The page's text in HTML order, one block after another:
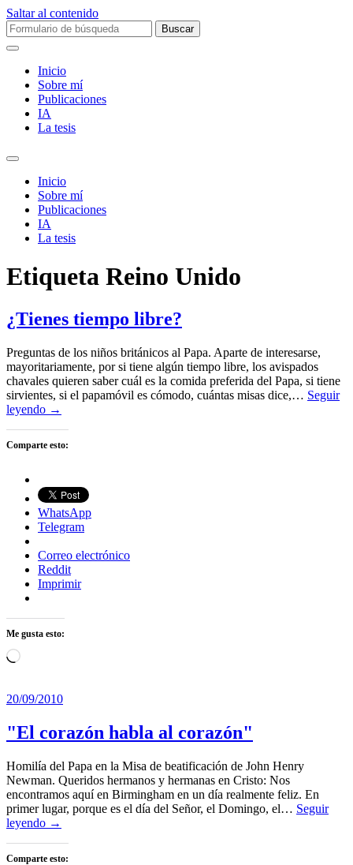
Saltar al contenido
Buscar:
Inicio
Sobre mí­
Publicaciones
IA
La tesis
Alternar
campo
búsqueda
Inicio
Sobre mí­
Publicaciones
IA
La tesis
Etiqueta Reino Unido
¿Tienes tiempo libre?
Preguntas de los niños británicos al Papa. Aparte de interesarse,
mayoritariamente, por si tiene algún tiempo libre, los avispados
chavales quieren saber cuál es la comida preferida del Papa, si tiene
sirvientes, si el papamóvil es cómodo, cuántas misas dice,… Seguir
leyendo →
Comparte esto:
WhatsApp
Telegram
Correo electrónico
Reddit
Imprimir
Me gusta esto:
Cargando...
20/09/2010
"El corazón habla al corazón"
Homilía del Papa en la Misa de beatificación de John Henry
Newman. Queridos hermanos y hermanas en Cristo: Nos
encontramos aquí en Birmingham en un día realmente feliz. En
primer lugar, porque es el día del Señor, el Domingo, el… Seguir
leyendo →
Comparte esto: